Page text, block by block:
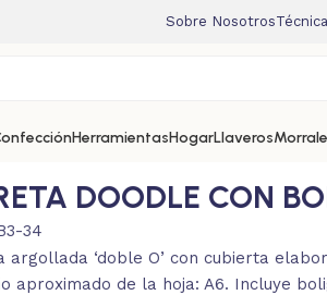
Sobre Nosotros
HerramientasHogarLlaveros
DOODLE CON
34
argollada ‘doble O’ con cubierta
aproximado de la hoja: A6. Incluye